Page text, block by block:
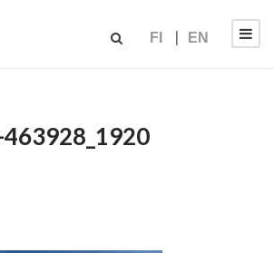
FI EN